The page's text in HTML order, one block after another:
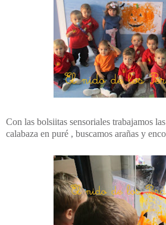
Con las bolsiitas sensoriales trabajamos
calabaza en puré , buscamos arañas y